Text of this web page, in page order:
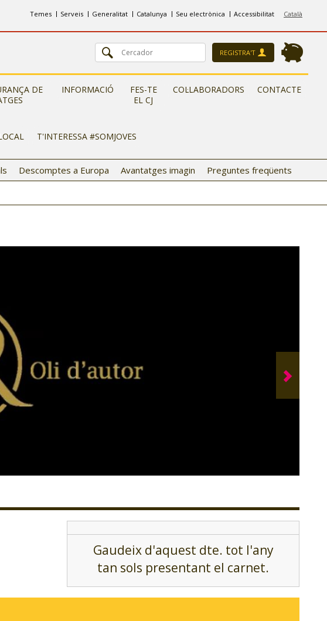
Català
Temes Serveis Generalitat Catalunya Seu electrònica Accessibilitat
REGISTRA'T
DE
INFORMACIÓ
FES-TE
EL CJ
COL·LABORADORS CONTACTE
T'INTERESSA #SOMJOVES
Descomptes a Europa Avantatges imagin Preguntes freqüents
Gaudeix d'aquest dte. tot l'any
tan sols presentant el carnet.